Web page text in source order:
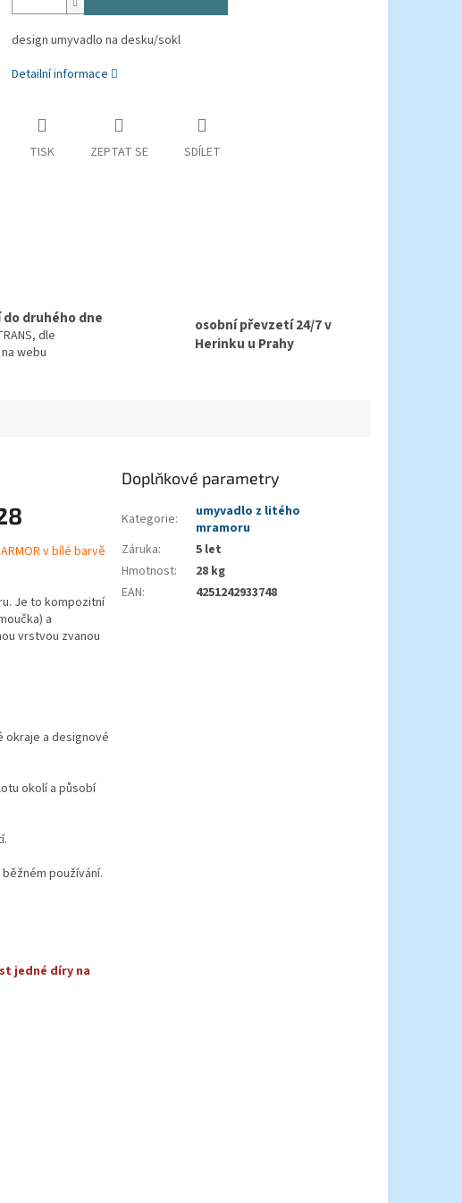
design umyvadlo na desku/sokl
Detailní informace
TISK ZEPTAT SE SDÍLET
druhého dne
dle
webu
osobní převzetí 24/7 v
Herinku u Prahy
v bílé barvě
Je to kompozitní
a
vrstvou zvanou
okraje a designové
okolí a působí
používání.
jedné díry na
Doplňkové parametry
Kategorie:
umyvadlo z litého
mramoru
Záruka:
5 let
Hmotnost:
28 kg
EAN: 4251242933748